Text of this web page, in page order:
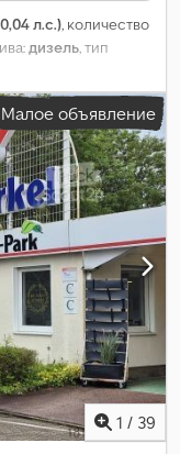
л.с.), количество
дизель , тип
800 мм,
Евро 6, общий
591 кг, Год
Малое объявление
1 / 39